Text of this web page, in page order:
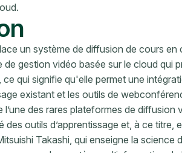
un système de diffusion de cours
gestion vidéo basée sur le cloud qui
qui signifie qu'elle permet une
existant et les outils de
l’une des rares plateformes de
des outils d’apprentissage et, à ce
Takashi, qui enseigne la science